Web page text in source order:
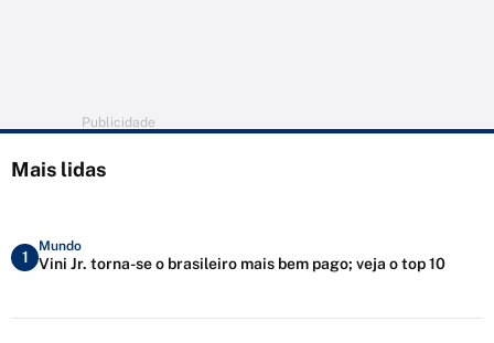
Publicidade
Mais lidas
1
Mundo
Vini Jr. torna-se o brasileiro mais bem pago; veja o top 10